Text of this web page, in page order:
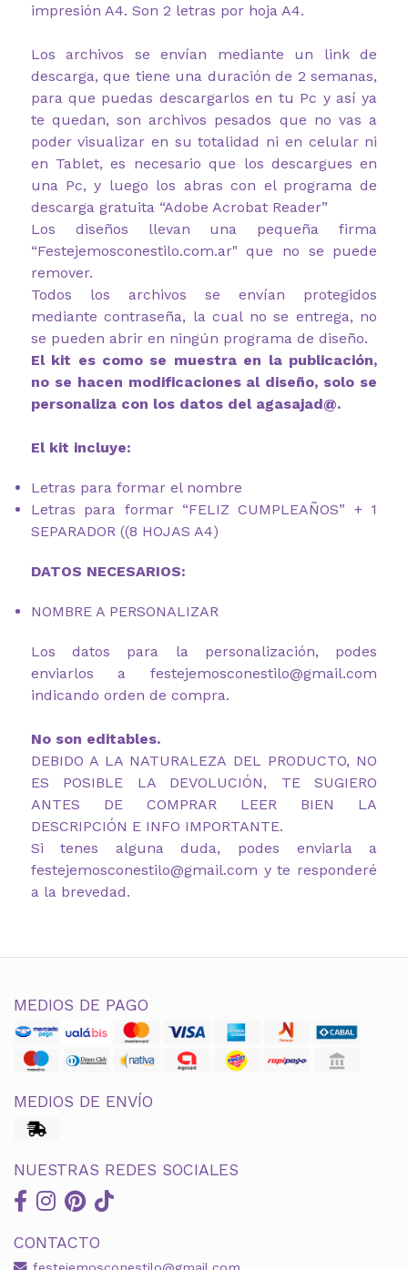
impresión A4. Son 2 letras por hoja A4.
Los archivos se envían mediante un link de
descarga, que tiene una duración de 2 semanas,
para que puedas descargarlos en tu Pc y así ya
te quedan, son archivos pesados que no vas a
poder visualizar en su totalidad ni en celular ni
en Tablet, es necesario que los descargues en
una Pc, y luego los abras con el programa de
descarga gratuita “Adobe Acrobat Reader”
Los diseños llevan una pequeña firma
“Festejemosconestilo.com.ar" que no se puede
remover.
Todos los archivos se envían protegidos
mediante contraseña, la cual no se entrega, no
se pueden abrir en ningún programa de diseño.
El kit es como se muestra en la publicación,
no se hacen modificaciones al diseño, solo se
personaliza con los datos del agasajad@.
El kit incluye:
Letras para formar el nombre
Letras para formar “FELIZ CUMPLEAÑOS” + 1
SEPARADOR ((8 HOJAS A4)
DATOS NECESARIOS:
NOMBRE A PERSONALIZAR
Los datos para la personalización, podes
enviarlos a festejemosconestilo@gmail.com
indicando orden de compra.
No son editables.
DEBIDO A LA NATURALEZA DEL PRODUCTO, NO
ES POSIBLE LA DEVOLUCIÓN, TE SUGIERO
ANTES DE COMPRAR LEER BIEN LA
DESCRIPCIÓN E INFO IMPORTANTE.
Si tenes alguna duda, podes enviarla a
festejemosconestilo@gmail.com y te responderé
a la brevedad.
MEDIOS DE PAGO
MEDIOS DE ENVÍO
NUESTRAS REDES SOCIALES
CONTACTO
festejemosconestilo@gmail.com